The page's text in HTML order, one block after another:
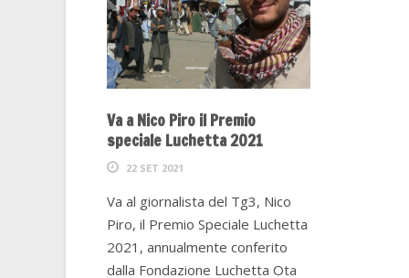
Va a Nico Piro il Premio
speciale Luchetta 2021
22 SET 2021
Va al giornalista del Tg3, Nico
Piro, il Premio Speciale Luchetta
2021, annualmente conferito
dalla Fondazione Luchetta Ota